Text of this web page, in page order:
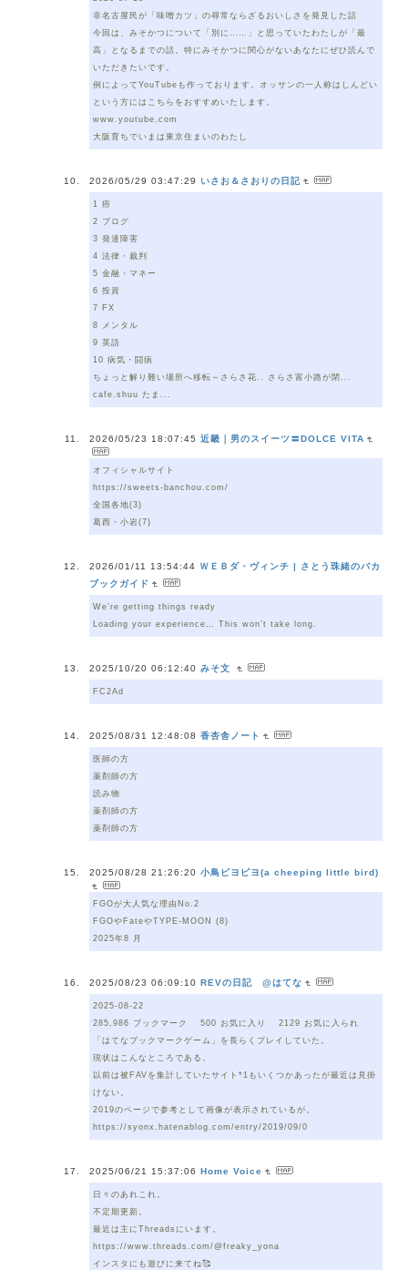
非名古屋民が「味噌カツ」の尋常ならざるおいしさを発見した話
今回は、みそかつについて「別に……」と思っていたわたしが「最
高」となるまでの話。特にみそかつに関心がないあなたにぜひ読んで
いただきたいです。
例によってYouTubeも作っております。オッサンの一人称はしんどい
という方にはこちらをおすすめいたします。
www.youtube.com
大阪育ちでいまは東京住まいのわたし
2026/05/29 03:47:29 いさお＆さおりの日記
1 癌
2 ブログ
3 発達障害
4 法律・裁判
5 金融・マネー
6 投資
7 FX
8 メンタル
9 英語
10 病気・闘病
ちょっと解り難い場所へ移転～さらさ花.. さらさ富小路が閉...
cafe.shuu たま...
2026/05/23 18:07:45 近畿｜男のスイーツ〓DOLCE VITA
オフィシャルサイト
https://sweets-banchou.com/
全国各地(3)
葛西・小岩(7)
2026/01/11 13:54:44 ＷＥＢダ・ヴィンチ | さとう珠緒のバカ
ブックガイド
We’re getting things ready
Loading your experience… This won’t take long.
2025/10/20 06:12:40 みそ文
FC2Ad
2025/08/31 12:48:08 香杏舎ノート
医師の方
薬剤師の方
読み物
薬剤師の方
薬剤師の方
2025/08/28 21:26:20 小鳥ピヨピヨ(a cheeping little bird)
FGOが大人気な理由No.2
FGOやFateやTYPE-MOON (8)
2025年8 月
2025/08/23 06:09:10 REVの日記 @はてな
2025-08-22
285,986 ブックマーク 500 お気に入り 2129 お気に入られ
「はてなブックマークゲーム」を長らくプレイしていた。
現状はこんなところである。
以前は被FAVを集計していたサイト*1もいくつかあったが最近は見掛
けない。
2019のページで参考として画像が表示されているが。
https://syonx.hatenablog.com/entry/2019/09/0
2025/06/21 15:37:06 Home Voice
日々のあれこれ。
不定期更新。
最近は主にThreadsにいます。
https://www.threads.com/@freaky_yona
インスタにも遊びに来てね🥰